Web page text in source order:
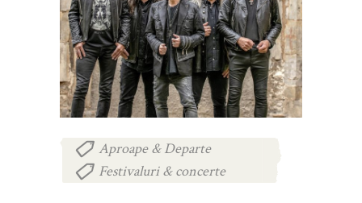
Aproape & Departe
Festivaluri & concerte